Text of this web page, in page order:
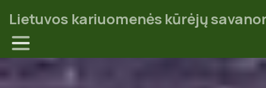
Lietuvos kariuomenės kūrėjų